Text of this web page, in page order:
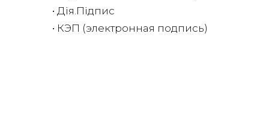
• Дія.Підпис
• КЭП (электронная подпись)